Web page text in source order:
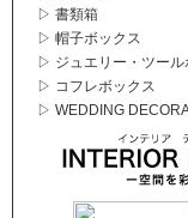
▷ 書類箱
▷ 帽子ボックス
▷ ジュエリー・ツール
▷ コフレボックス
▷ WEDDING